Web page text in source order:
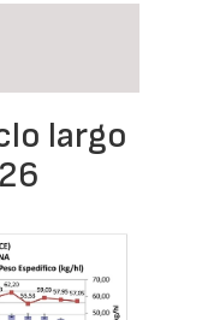
largo